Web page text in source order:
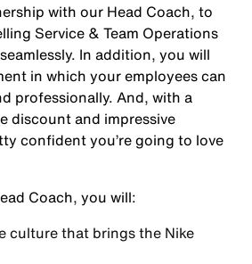
with our Head Coach, to
Service & Team Operations
In addition, you will
in which your employees can
professionally. And, with a
discount and impressive
confident you’re going to love
Coach, you will:
culture that brings the Nike